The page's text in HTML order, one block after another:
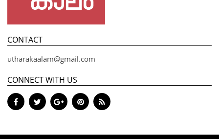
CONTACT
utharakaalam@gmail.com
CONNECT WITH US